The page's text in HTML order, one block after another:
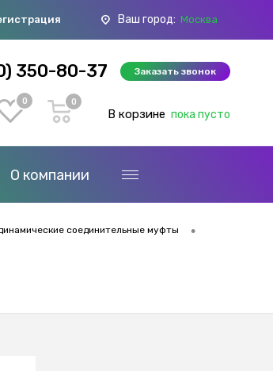
Ваш город: Москва
350-80-37 Заказать звонок
0 0
В корзине пока пусто
О компании
соединительные муфты •